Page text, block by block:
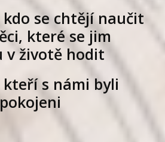
se chtějí naučit
které se jim
v životě hodit
kteří s námi byli